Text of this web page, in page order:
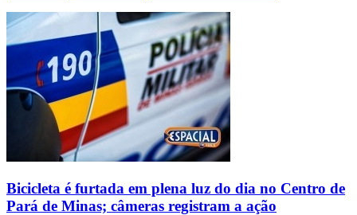
Bicicleta é furtada em plena luz do dia no Centro de
Pará de Minas; câmeras registram a ação